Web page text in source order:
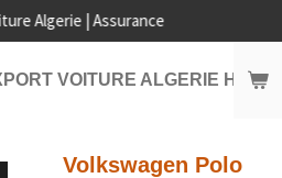
VOITURE ALGERIE HORS
Algerie | Assurance
Volkswagen Polo